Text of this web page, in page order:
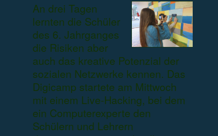
An drei Tagen
lernten die Schüler
des 6. Jahrganges
die Risiken aber
auch das kreative Potenzial der
sozialen Netzwerke kennen. Das
Digicamp startete am Mittwoch
mit einem Live-Hacking, bei dem
ein Computerexperte den
Schülern und Lehrern